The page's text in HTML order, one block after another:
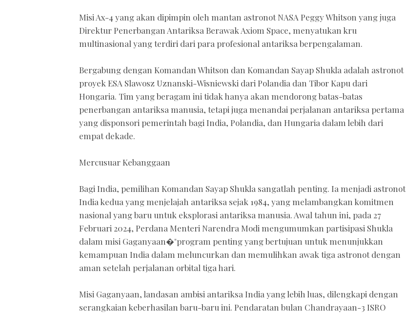
Misi Ax-4 yang akan dipimpin oleh mantan astronot NASA Peggy Whitson yang juga
Direktur Penerbangan Antariksa Berawak Axiom Space, menyatukan kru
multinasional yang terdiri dari para profesional antariksa berpengalaman.
Bergabung dengan Komandan Whitson dan Komandan Sayap Shukla adalah astronot
proyek ESA Slawosz Uznanski-Wisniewski dari Polandia dan Tibor Kapu dari
Hongaria. Tim yang beragam ini tidak hanya akan mendorong batas-batas
penerbangan antariksa manusia, tetapi juga menandai perjalanan antariksa pertama
yang disponsori pemerintah bagi India, Polandia, dan Hungaria dalam lebih dari
empat dekade.
Mercusuar Kebanggaan
Bagi India, pemilihan Komandan Sayap Shukla sangatlah penting. Ia menjadi astronot
India kedua yang menjelajah antariksa sejak 1984, yang melambangkan komitmen
nasional yang baru untuk eksplorasi antariksa manusia. Awal tahun ini, pada 27
Februari 2024, Perdana Menteri Narendra Modi mengumumkan partisipasi Shukla
dalam misi Gaganyaan�"program penting yang bertujuan untuk menunjukkan
kemampuan India dalam meluncurkan dan memulihkan awak tiga astronot dengan
aman setelah perjalanan orbital tiga hari.
Misi Gaganyaan, landasan ambisi antariksa India yang lebih luas, dilengkapi dengan
serangkaian keberhasilan baru-baru ini. Pendaratan bulan Chandrayaan-3 ISRO